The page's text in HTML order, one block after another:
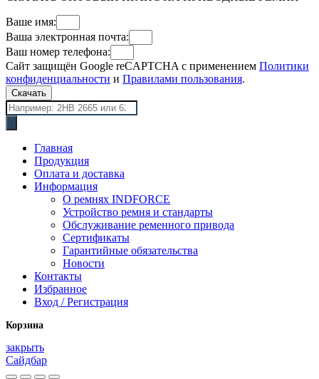
Ваше имя:
Ваша электронная почта:
Ваш номер телефона:
Сайт защищён Google reCAPTCHA с применением Политики
конфиденциальности и Правилами пользования.
Скачать
Поиск
товаров
Главная
Продукция
Оплата и доставка
Информация
О ремнях INDFORCE
Устройство ремня и стандарты
Обслуживание ременного привода
Сертификаты
Гарантийные обязательства
Новости
Контакты
Избранное
Вход / Регистрация
Корзина
закрыть
Сайдбар